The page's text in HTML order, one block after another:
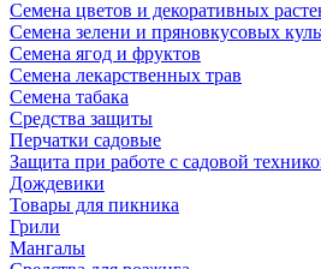
Семена цветов и декоративных
Семена зелени и пряновкусовых
Семена ягод и фруктов
Семена лекарственных трав
Семена табака
Средства защиты
Перчатки садовые
Защита при работе с садовой
Дождевики
Товары для пикника
Грили
Мангалы